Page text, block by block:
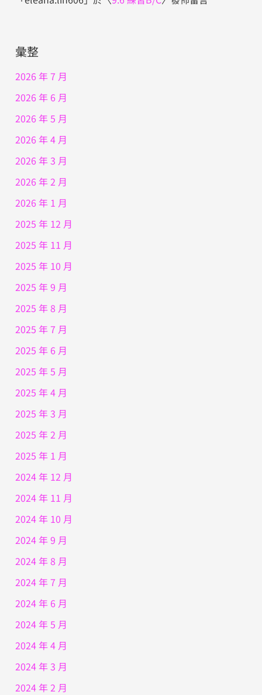
彙整
2026 年 7 月
2026 年 6 月
2026 年 5 月
2026 年 4 月
2026 年 3 月
2026 年 2 月
2026 年 1 月
2025 年 12 月
2025 年 11 月
2025 年 10 月
2025 年 9 月
2025 年 8 月
2025 年 7 月
2025 年 6 月
2025 年 5 月
2025 年 4 月
2025 年 3 月
2025 年 2 月
2025 年 1 月
2024 年 12 月
2024 年 11 月
2024 年 10 月
2024 年 9 月
2024 年 8 月
2024 年 7 月
2024 年 6 月
2024 年 5 月
2024 年 4 月
2024 年 3 月
2024 年 2 月